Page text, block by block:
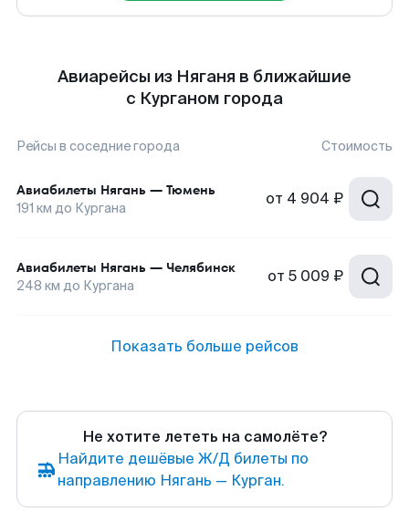
Авиарейсы из Няганя в ближайшие
с Курганом города
Рейсы в соседние города Стоимость
Авиабилеты Нягань — Тюмень
191 км до Кургана от 4 904 ₽
Авиабилеты Нягань — Челябинск
248 км до Кургана от 5 009 ₽
Показать больше рейсов
Не хотите лететь на самолёте?
Найдите дешёвые Ж/Д билеты по
направлению Нягань — Курган.